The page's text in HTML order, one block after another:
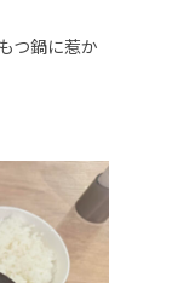
つ鍋に惹か